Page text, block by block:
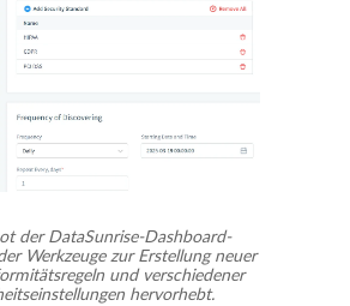
der DataSunrise-Dashboard-
Werkzeuge zur Erstellung neuer
und verschiedener
hervorhebt.